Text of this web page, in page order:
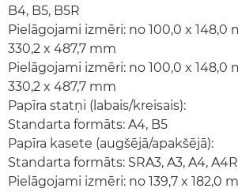
B4, B5, B5R
Pielāgojami izmēri: no 100,0 x 148,0
330,2 x 487,7 mm
Pielāgojami izmēri: no 100,0 x 148,0
330,2 x 487,7 mm
Papīra statņi (labais/kreisais):
Standarta formāts: A4, B5
Papīra kasete (augšējā/apakšējā):
Standarta formāts: SRA3, A3, A4,
Pielāgojami izmēri: no 139,7 x 182,0